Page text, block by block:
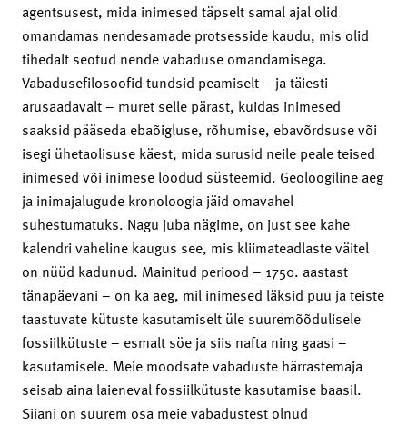
agentsusest, mida inimesed täpselt samal ajal olid
omandamas nendesamade protsesside kaudu, mis olid
tihedalt seotud nende vabaduse omandamisega.
Vabadusefilosoofid tundsid peamiselt – ja täiesti
arusaadavalt – muret selle pärast, kuidas inimesed
saaksid pääseda ebaõigluse, rõhumise, ebavõrdsuse või
isegi ühetaolisuse käest, mida surusid neile peale teised
inimesed või inimese loodud süsteemid. Geoloogiline aeg
ja inimajalugude kronoloogia jäid omavahel
suhestumatuks. Nagu juba nägime, on just see kahe
kalendri vaheline kaugus see, mis kliimateadlaste väitel
on nüüd kadunud. Mainitud periood – 1750. aastast
tänapäevani – on ka aeg, mil inimesed läksid puu ja teiste
taastuvate kütuste kasutamiselt üle suuremõõdulisele
fossiilkütuste – esmalt söe ja siis nafta ning gaasi –
kasutamisele. Meie moodsate vabaduste härrastemaja
seisab aina laieneval fossiilkütuste kasutamise baasil.
Siiani on suurem osa meie vabadustest olnud